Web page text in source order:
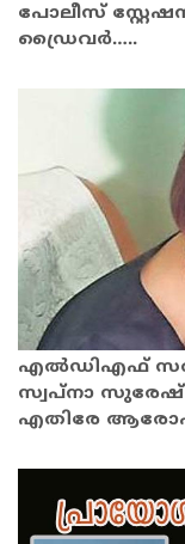
പോലീസ്
ഡ്രൈവര്‍…..
എൽഡിഎഫ്
സ്വപ്നാ സുരേഷ്
എതിരേ